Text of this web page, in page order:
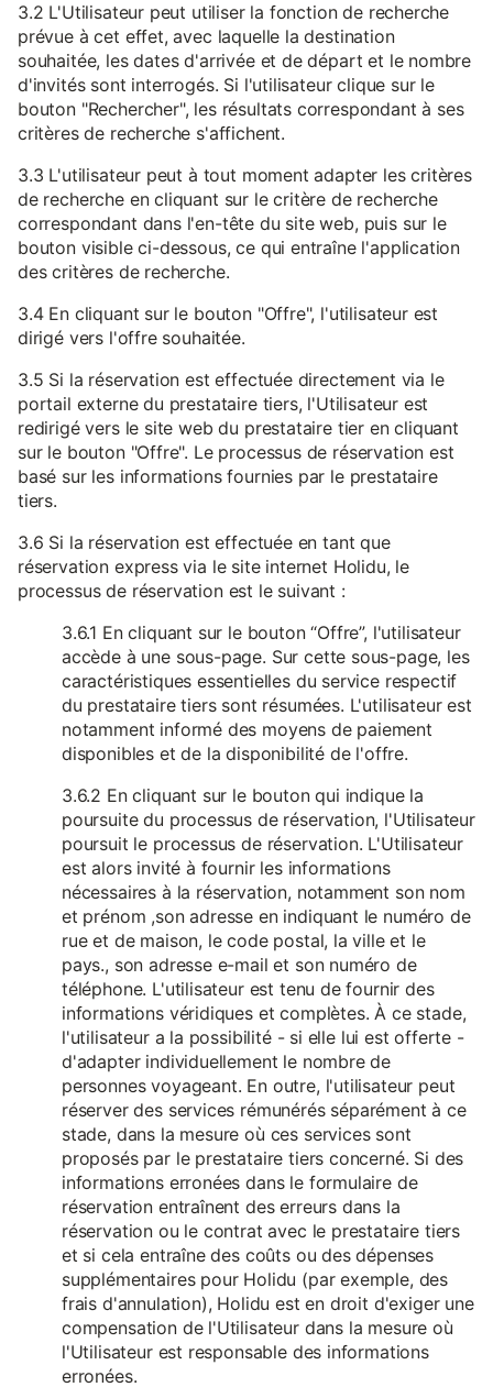
3.2 L'Utilisateur peut utiliser la fonction de recherche
prévue à cet effet, avec laquelle la destination
souhaitée, les dates d'arrivée et de départ et le nombre
d'invités sont interrogés. Si l'utilisateur clique sur le
bouton "Rechercher", les résultats correspondant à ses
critères de recherche s'affichent.
3.3 L'utilisateur peut à tout moment adapter les critères
de recherche en cliquant sur le critère de recherche
correspondant dans l'en-tête du site web, puis sur le
bouton visible ci-dessous, ce qui entraîne l'application
des critères de recherche.
3.4 En cliquant sur le bouton "Offre", l'utilisateur est
dirigé vers l'offre souhaitée.
3.5 Si la réservation est effectuée directement via le
portail externe du prestataire tiers, l'Utilisateur est
redirigé vers le site web du prestataire tier en cliquant
sur le bouton "Offre". Le processus de réservation est
basé sur les informations fournies par le prestataire
tiers.
3.6 Si la réservation est effectuée en tant que
réservation express via le site internet Holidu, le
processus de réservation est le suivant :
3.6.1 En cliquant sur le bouton “Offre”, l'utilisateur
accède à une sous-page. Sur cette sous-page, les
caractéristiques essentielles du service respectif
du prestataire tiers sont résumées. L'utilisateur est
notamment informé des moyens de paiement
disponibles et de la disponibilité de l'offre.
3.6.2 En cliquant sur le bouton qui indique la
poursuite du processus de réservation, l'Utilisateur
poursuit le processus de réservation. L'Utilisateur
est alors invité à fournir les informations
nécessaires à la réservation, notamment son nom
et prénom ,son adresse en indiquant le numéro de
rue et de maison, le code postal, la ville et le
pays., son adresse e-mail et son numéro de
téléphone. L'utilisateur est tenu de fournir des
informations véridiques et complètes. À ce stade,
l'utilisateur a la possibilité - si elle lui est offerte -
d'adapter individuellement le nombre de
personnes voyageant. En outre, l'utilisateur peut
réserver des services rémunérés séparément à ce
stade, dans la mesure où ces services sont
proposés par le prestataire tiers concerné. Si des
informations erronées dans le formulaire de
réservation entraînent des erreurs dans la
réservation ou le contrat avec le prestataire tiers
et si cela entraîne des coûts ou des dépenses
supplémentaires pour Holidu (par exemple, des
frais d'annulation), Holidu est en droit d'exiger une
compensation de l'Utilisateur dans la mesure où
l'Utilisateur est responsable des informations
erronées.